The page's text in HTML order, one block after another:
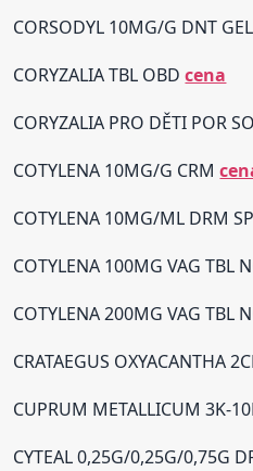
CORSODYL 10MG/G DNT
CORYZALIA TBL OBDcena
CORYZALIA PRO DĚTI POR
COTYLENA 10MG/G CRM
COTYLENA 10MG/ML DRM
COTYLENA 100MG VAG TBL
COTYLENA 200MG VAG TBL
CRATAEGUS OXYACANTHA
CUPRUM METALLICUM 3K-
CYTEAL 0,25G/0,25G/0,75G